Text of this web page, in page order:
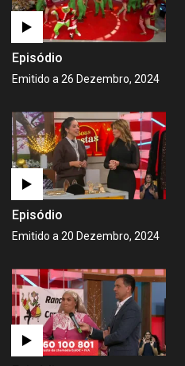
Episódio
Emitido a 26 Dezembro, 2024
Episódio
Emitido a 20 Dezembro, 2024